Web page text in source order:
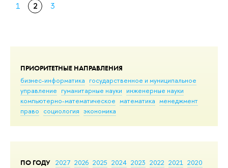
ПРИОРИТЕТНЫЕ НАПРАВЛЕНИЯ
бизнес-информатика государственное и муниципальное
управление гуманитарные науки инженерные науки
компьютерно-математическое математика менеджмент
право социология экономика
ПО ГОДУ 2027 2026 2025 2024 2023 2022 2021 2020
1 2 3